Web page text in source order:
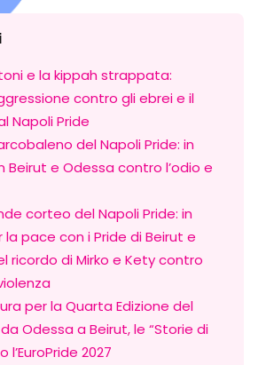
e la kippah strappata:
contro gli ebrei e il
Napoli Pride
del Napoli Pride: in
Beirut e Odessa contro l’odio e
corteo del Napoli Pride: in
pace con i Pride di Beirut e
ricordo di Mirko e Kety contro
per la Quarta Edizione del
da Odessa a Beirut, le “Storie di
l’EuroPride 2027